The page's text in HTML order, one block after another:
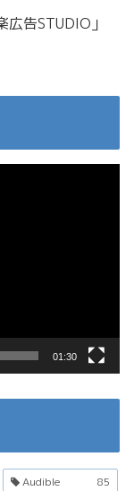
告STUDIO」
01:30
Audible
85